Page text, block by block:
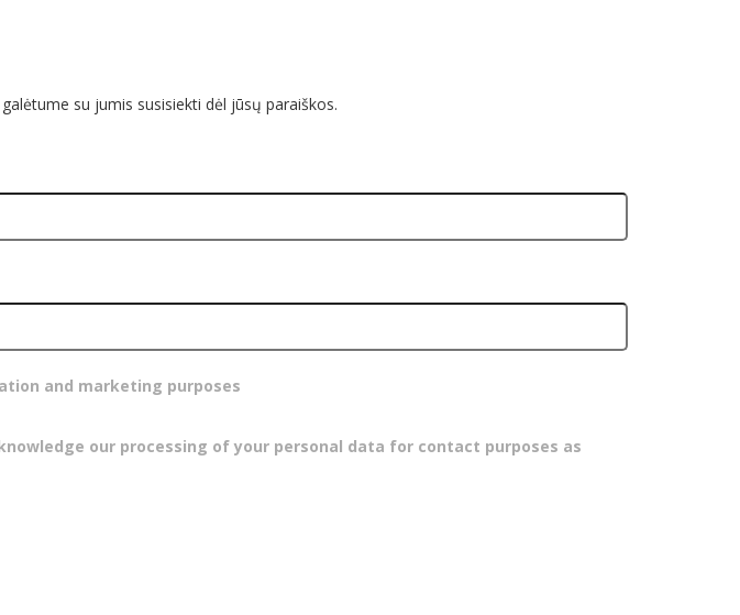
su jumis susisiekti dėl jūsų paraiškos.
and marketing purposes
our processing of your personal data for contact purposes as